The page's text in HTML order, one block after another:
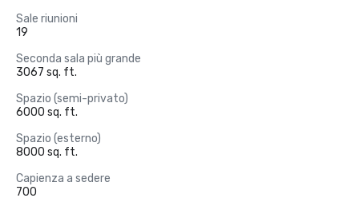
Sale riunioni
19
Seconda sala più grande
3067 sq. ft.
Spazio (semi-privato)
6000 sq. ft.
Spazio (esterno)
8000 sq. ft.
Capienza a sedere
700